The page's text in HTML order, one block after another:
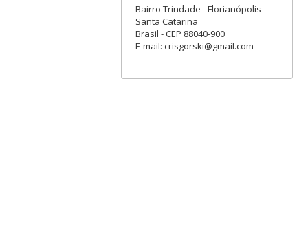
Bairro Trindade - Florianópolis -
Santa Catarina
Brasil - CEP 88040-900
E-mail: crisgorski@gmail.com